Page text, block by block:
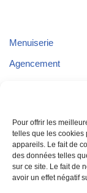
Pour offrir les
telles que les cookies
appareils. Le fait de
des données telles
sur ce site. Le fait de
avoir un effet négatif
Menuiserie
Agencement
Aménagements
Aménagement de